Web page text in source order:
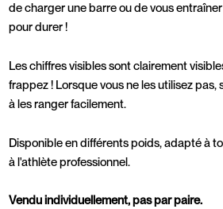
de charger une barre ou de vous
pour durer !
Les chiffres visibles sont clairement
frappez ! Lorsque vous ne les utilisez
à les ranger facilement.
Disponible en différents poids, adapté à
à l'athlète professionnel.
Vendu individuellement, pas par paire.